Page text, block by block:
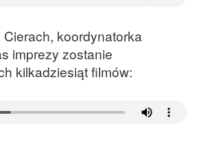
koordynatorka
imprezy zostanie
kilkadziesiąt filmów: